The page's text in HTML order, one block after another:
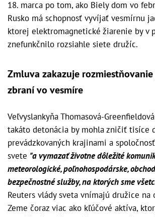
18. marca po tom, ako Biely dom vo
Rusko má schopnosť vyvíjať vesmírnu
ktorej elektromagnetické žiarenie by v
znefunkčnilo rozsiahle siete družíc.
Zmluva zakazuje
zbraní vo vesmíre
Veľvyslankyňa Thomasová-
takáto detonácia by mohla zničiť tisíce
prevádzkovaných krajinami a
svete "a vymazať životne dôležité
meteorologické, poľnohospodárske,
bezpečnostné služby, na ktorých sme
Reuters vlády sveta vnímajú družice na
Zeme čoraz viac ako kľúčové aktíva,